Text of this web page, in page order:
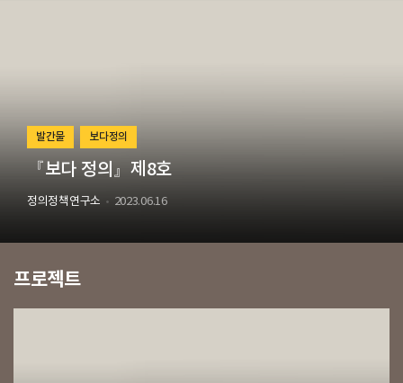
발간물 보다정의
『보다 정의』제8호
정의정책연구소 2023.06.16
프로젝트